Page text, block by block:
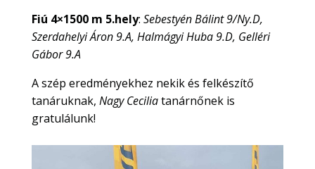
Fiú 4×1500 m 5.hely: Sebestyén Bálint 9/Ny.D,
Szerdahelyi Áron 9.A, Halmágyi Huba 9.D, Gelléri
Gábor 9.A
A szép eredményekhez nekik és felkészítő
tanáruknak, Nagy Ceciliatanárnőnek is
gratulálunk!